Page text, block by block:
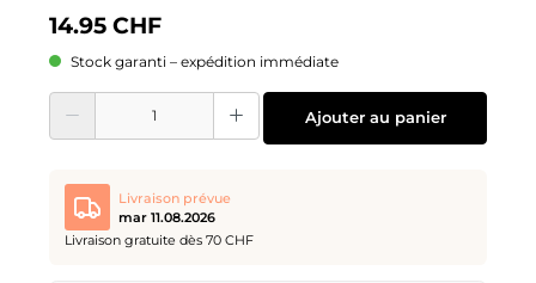
14.95 CHF
Stock garanti – expédition immédiate
Quantité de produit : Entrez la quantité souhaitée ou utilisez les boutons
Ajouter au panier
Livraison prévue
mar 11.08.2026
Livraison gratuite dès 70 CHF